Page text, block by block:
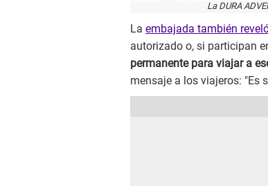
La DURA
La embajada también
autorizado o, si participan
permanente para viajar a
mensaje a los viajeros: "Es